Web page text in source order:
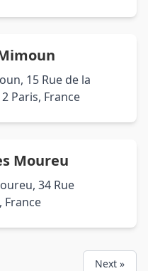
15 Rue de la
Paris, France
Moureu
34 Rue
France
Next »